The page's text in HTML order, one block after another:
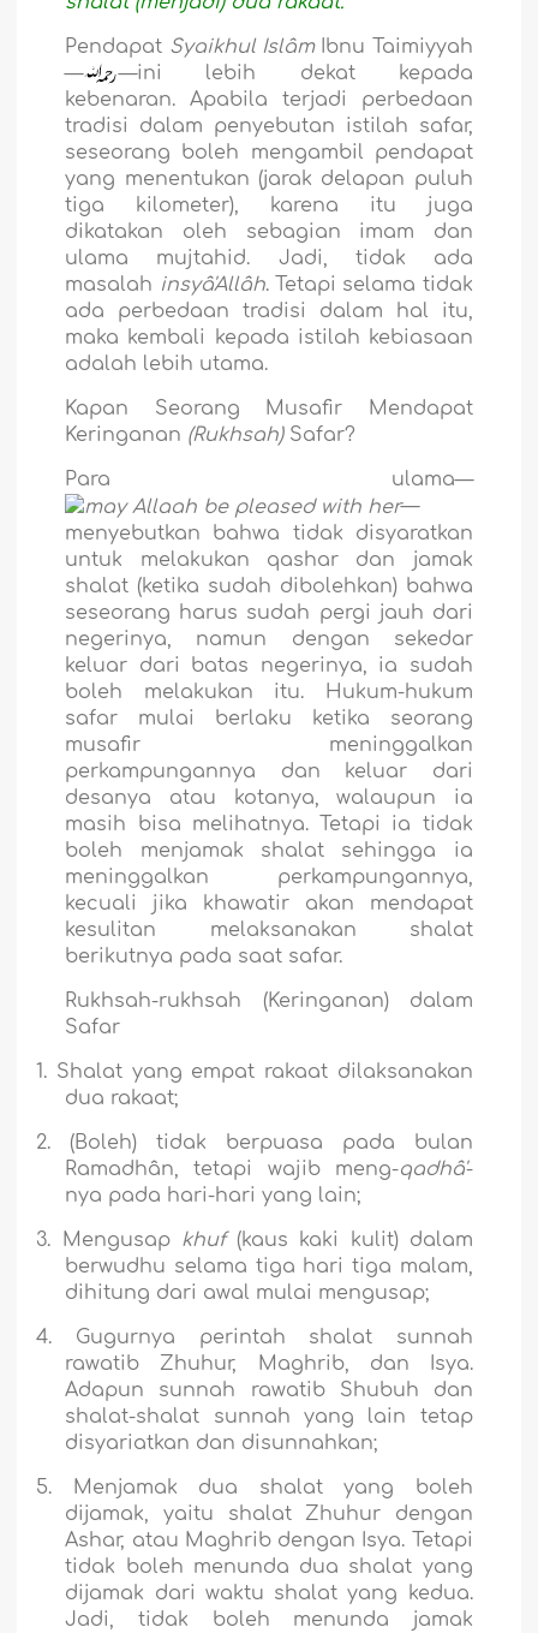
Pendapat Syaikhul IslâmIbnu Taimiyyah
—
—ini lebih dekat kepada
kebenaran. Apabila terjadi perbedaan
tradisi
dalam penyebutan istilah safar,
seseorang boleh mengambil pendapat
yang menentukan (jarak delapan puluh
tiga kilometer), karena itu juga
dikatakan oleh sebagian imam dan
ulama mujtahid. Jadi, tidak ada
masalah insyâ'Allâh. Tetapi selama tidak
ada perbedaan tradisi dalam hal itu,
maka kembali kepada istilah kebiasaan
adalah lebih utama.
Kapan Seorang Musafir Mendapat
Keringanan (Rukhsah)Safar?
Para ulama—
—
menyebutkan bahwa tidak disyaratkan
untuk melakukan qashar dan jamak
shalat (ketika sudah dibolehkan) bahwa
seseorang harus sudah pergi jauh dari
negerinya, namun dengan sekedar
keluar dari batas negerinya, ia sudah
boleh melakukan itu. Hukum-hukum
safar mulai berlaku ketika seorang
musafir meninggalkan
perkampungannya dan keluar dari
desanya atau kotanya, walaupun ia
masih bisa melihatnya. Tetapi ia tidak
boleh menjamak shalat sehingga ia
meninggalkan perkampungannya,
kecuali jika khawatir akan mendapat
kesulitan melaksanakan shalat
berikutnya pada saat safar.
Rukhsah-rukhsah (Keringanan) dalam
Safar
1. Shalat yang empat rakaat dilaksanakan
dua rakaat;
2.
(Boleh) tidak berpuasa pada bulan
Ramadhân, tetapi wajib meng-qadhâ'-
nya pada hari-hari yang lain;
3. Mengusap khuf(kaus kaki kulit) dalam
berwudhu selama tiga hari tiga malam,
dihitung dari awal mulai mengusap;
4.
Gugurnya perintah shalat sunnah
rawatib Zhuhur, Maghrib, dan Isya.
Adapun sunnah rawatib Shubuh dan
shalat-shalat sunnah yang lain tetap
disyariatkan dan disunnahkan;
5.
Menjamak dua shalat yang boleh
dijamak, yaitu shalat Zhuhur dengan
Ashar, atau Maghrib dengan Isya. Tetapi
tidak boleh menunda dua shalat yang
dijamak dari waktu shalat yang kedua.
Jadi, tidak boleh menunda jamak